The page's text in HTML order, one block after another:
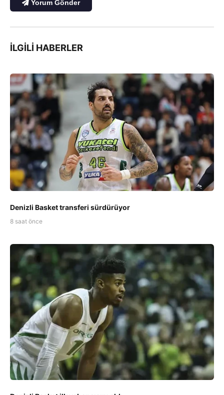
Yorum Gönder
İLGILI HABERLER
Denizli Basket transferi sürdürüyor
8 saat önce